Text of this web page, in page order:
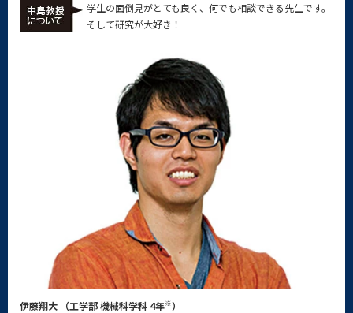
学生の面倒見がとても良く、何でも相談できる先生です。
そして研究が大好き！
伊藤翔大 （工学部 機械科学科 4年※）